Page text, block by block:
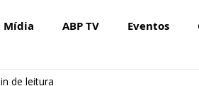
Mídia ABP TV Eventos
Amarelo na mídia
de leitura